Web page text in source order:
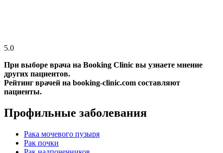
5.0
При выборе врача на Booking Clinic вы узнаете мнение
других пациентов.
Рейтинг врачей на booking-clinic.com составляют
пациенты.
Профильные заболевания
Рака мочевого пузыря
Рак почки